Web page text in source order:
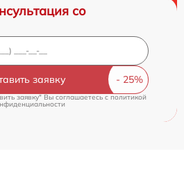
со
заявку
заявку" Вы соглашаетесь cполитикой